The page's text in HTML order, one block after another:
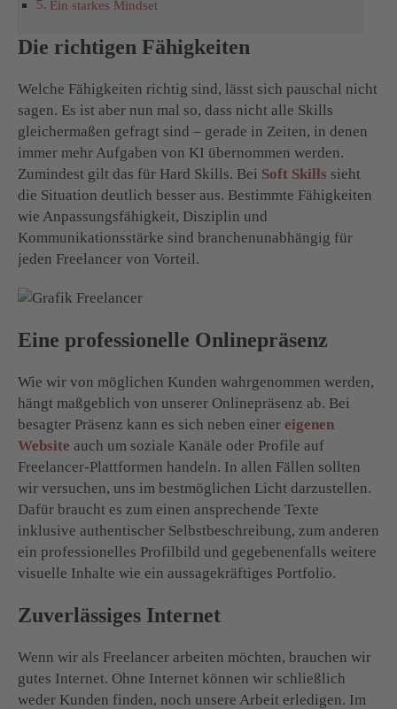
Ein starkes Mindset
Die richtigen Fähigkeiten
Welche Fähigkeiten richtig sind, lässt sich pauschal nicht
sagen. Es ist aber nun mal so, dass nicht alle Skills
gleichermaßen gefragt sind – gerade in Zeiten, in denen
immer mehr Aufgaben von KI übernommen werden.
Zumindest gilt das für Hard Skills. Bei Soft Skills sieht
die Situation deutlich besser aus. Bestimmte Fähigkeiten
wie Anpassungsfähigkeit, Disziplin und
Kommunikationsstärke sind branchenunabhängig für
jeden Freelancer von Vorteil.
Eine professionelle Onlinepräsenz
Wie wir von möglichen Kunden wahrgenommen werden,
hängt maßgeblich von unserer Onlinepräsenz ab. Bei
besagter Präsenz kann es sich neben einer eigenen
Website auch um soziale Kanäle oder Profile auf
Freelancer-Plattformen handeln. In allen Fällen sollten
wir versuchen, uns im bestmöglichen Licht darzustellen.
Dafür braucht es zum einen ansprechende Texte
inklusive authentischer Selbstbeschreibung, zum anderen
ein professionelles Profilbild und gegebenenfalls weitere
visuelle Inhalte wie ein aussagekräftiges Portfolio.
Zuverlässiges Internet
Wenn wir als Freelancer arbeiten möchten, brauchen wir
gutes Internet. Ohne Internet können wir schließlich
weder Kunden finden, noch unsere Arbeit erledigen. Im